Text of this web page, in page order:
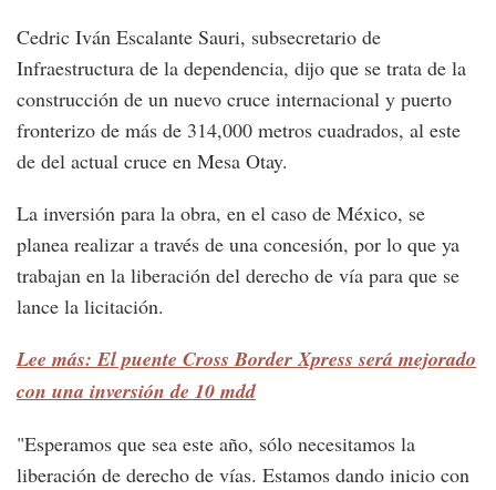
Cedric Iván Escalante Sauri, subsecretario de
Infraestructura de la dependencia, dijo que se trata de la
construcción de un nuevo cruce internacional y puerto
fronterizo de más de 314,000 metros cuadrados, al este
de del actual cruce en Mesa Otay.
La inversión para la obra, en el caso de México, se
planea realizar a través de una concesión, por lo que ya
trabajan en la liberación del derecho de vía para que se
lance la licitación.
Lee más: El puente Cross Border Xpress será mejorado
con una inversión de 10 mdd
"Esperamos que sea este año, sólo necesitamos la
liberación de derecho de vías. Estamos dando inicio con